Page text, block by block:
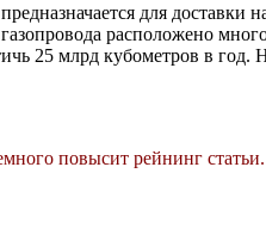
для доставки
расположено
25 млрд кубометров в год.
повысит рейнинг